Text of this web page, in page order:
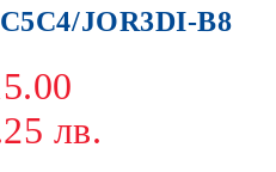
JOR3DI-B8
лв.